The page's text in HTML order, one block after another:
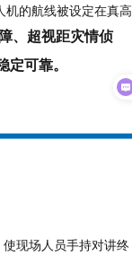
机的航线被设定在真高
、超视距灾情侦
定可靠。
现场人员手持对讲终